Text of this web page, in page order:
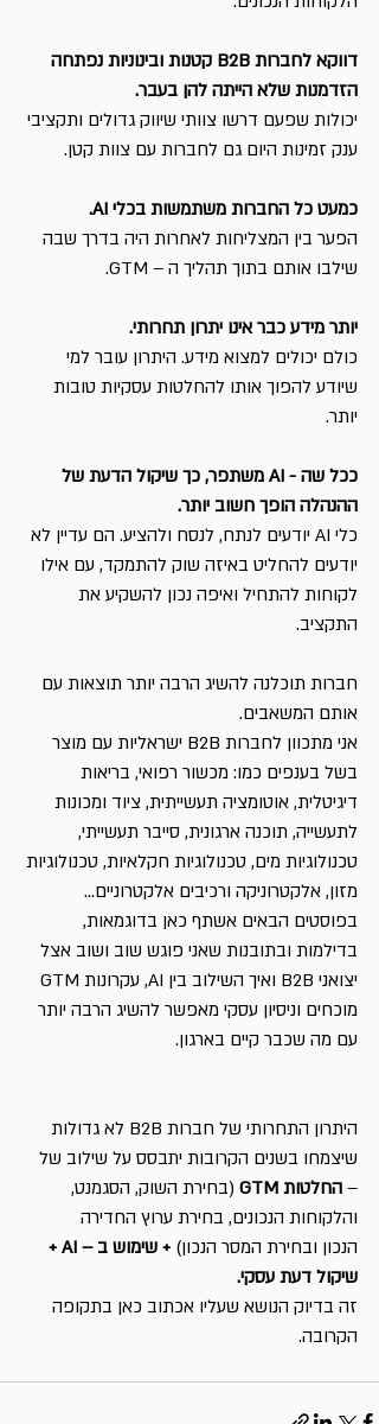
דווקא לחברות B2B קטנות ובינוניות נפתחה
הזדמנות שלא הייתה להן בעבר.
יכולות שפעם דרשו צוותי שיווק גדולים ותקציבי
ענק זמינות היום גם לחברות עם צוות קטן.
כמעט כל החברות משתמשות בכלי AI.
הפער בין המצליחות לאחרות היה בדרך שבה
שילבו אותם בתוך תהליך ה – GTM.
יותר מידע כבר אינו יתרון תחרותי.
כולם יכולים למצוא מידע. היתרון עובר למי
שיודע להפוך אותו להחלטות עסקיות טובות
יותר.
ככל שה - AI משתפר, כך שיקול הדעת של
ההנהלה הופך חשוב יותר.
כלי AI יודעים לנתח, לנסח ולהציע. הם עדיין לא
יודעים להחליט באיזה שוק להתמקד, עם אילו
לקוחות להתחיל ואיפה נכון להשקיע את
התקציב.
חברות תוכלנה להשיג הרבה יותר תוצאות עם
אותם המשאבים.
אני מתכוון לחברות B2B ישראליות עם מוצר
בשל בענפים כמו: מכשור רפואי, בריאות
דיגיטלית, אוטומציה תעשייתית, ציוד ומכונות
לתעשייה, תוכנה ארגונית, סייבר תעשייתי,
טכנולוגיות מים, טכנולוגיות חקלאיות, טכנולוגיות
מזון, אלקטרוניקה ורכיבים אלקטרוניים...
בפוסטים הבאים אשתף כאן בדוגמאות,
בדילמות ובתובנות שאני פוגש שוב ושוב אצל
מוכחים וניסיון עסקי מאפשר להשיג הרבה יותר
עם מה שכבר קיים בארגון.
היתרון התחרותי של חברות B2B לא גדולות
שיצמחו בשנים הקרובות יתבסס על שילוב של
– החלטות GTM
(בחירת השוק, הסגמנט,
והלקוחות הנכונים, בחירת ערוץ החדירה
הנכון ובחירת המסר הנכון)
+ שימוש ב – AI +
שיקול דעת עסקי.
זה בדיוק הנושא שעליו אכתוב כאן בתקופה
הקרובה.